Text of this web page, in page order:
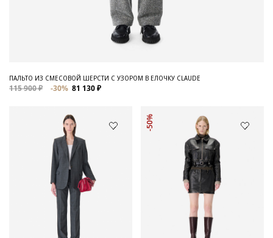
ПАЛЬТО ИЗ СМЕСОВОЙ ШЕРСТИ С УЗОРОМ В ЕЛОЧКУ CLAUDE
115 900 ₽ -30% 81 130 ₽
-50%